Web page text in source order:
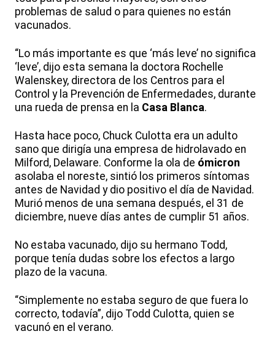
problemas de salud o para quienes no están
vacunados.
“Lo más importante es que ‘más leve’ no significa
‘leve’, dijo esta semana la doctora Rochelle
Walenskey, directora de los Centros para el
Control y la Prevención de Enfermedades, durante
una rueda de prensa en la Casa Blanca.
Hasta hace poco, Chuck Culotta era un adulto
sano que dirigía una empresa de hidrolavado en
Milford, Delaware. Conforme la ola de ómicron
asolaba el noreste, sintió los primeros síntomas
antes de Navidad y dio positivo el día de Navidad.
Murió menos de una semana después, el 31 de
diciembre, nueve días antes de cumplir 51 años.
No estaba vacunado, dijo su hermano Todd,
porque tenía dudas sobre los efectos a largo
plazo de la vacuna.
“Simplemente no estaba seguro de que fuera lo
correcto, todavía”, dijo Todd Culotta, quien se
vacunó en el verano.